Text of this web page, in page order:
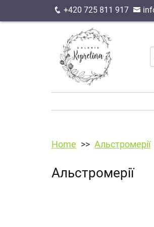
+420 725 811 917
Home Альстромерії
Альстромерії